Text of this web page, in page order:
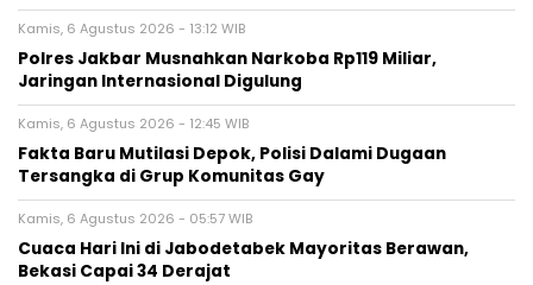
Kamis, 6 Agustus 2026 - 13:12 WIB
Polres Jakbar Musnahkan Narkoba Rp119 Miliar,
Jaringan Internasional Digulung
Kamis, 6 Agustus 2026 - 12:45 WIB
Fakta Baru Mutilasi Depok, Polisi Dalami Dugaan
Tersangka di Grup Komunitas Gay
Kamis, 6 Agustus 2026 - 05:57 WIB
Cuaca Hari Ini di Jabodetabek Mayoritas Berawan,
Bekasi Capai 34 Derajat